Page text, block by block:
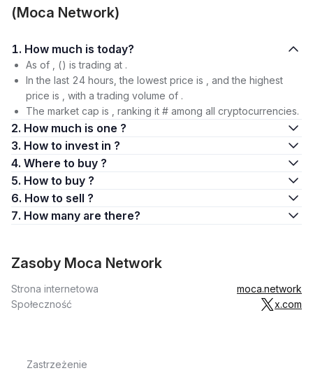
(Moca Network)
1. How much is today?
As of , () is trading at .
In the last 24 hours, the lowest price is , and the highest
price is , with a trading volume of .
The market cap is , ranking it # among all cryptocurrencies.
2. How much is one ?
3. How to invest in ?
4. Where to buy ?
5. How to buy ?
6. How to sell ?
7. How many are there?
Zasoby Moca Network
Strona internetowa
moca.network
Społeczność
x.com
Zastrzeżenie